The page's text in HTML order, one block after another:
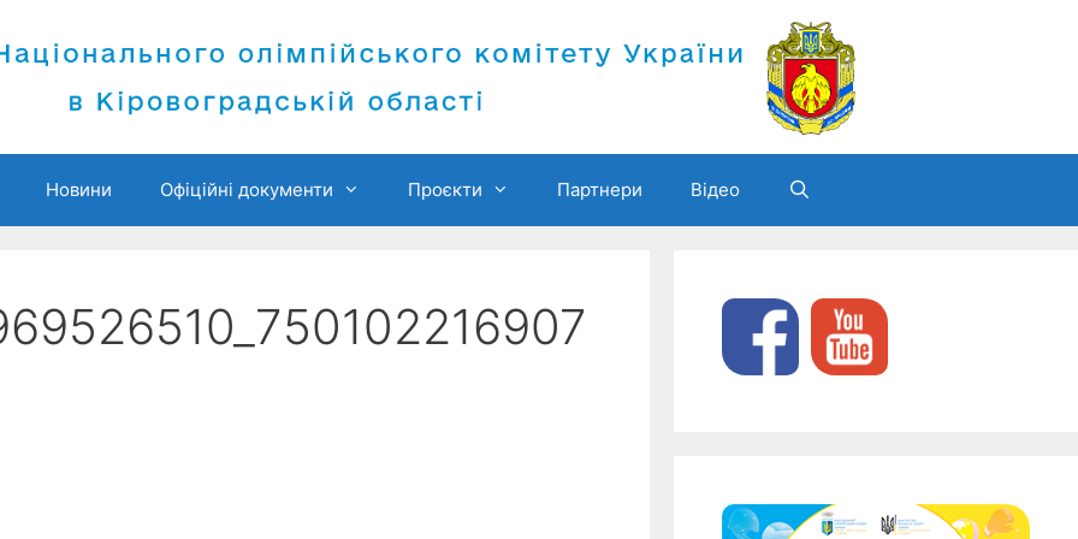
Новини Офіційні документи Проєкти Партнери Відео